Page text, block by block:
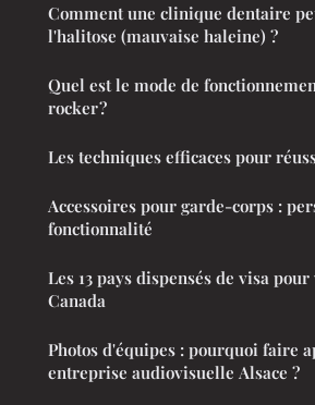
Comment une clinique dentaire
l'halitose (mauvaise haleine) ?
Quel est le mode de
rocker ?
Les techniques efficaces pour
Accessoires pour garde-corps :
fonctionnalité
Les 13 pays dispensés de visa
Canada
Photos d'équipes : pourquoi faire
entreprise audiovisuelle Alsace ?